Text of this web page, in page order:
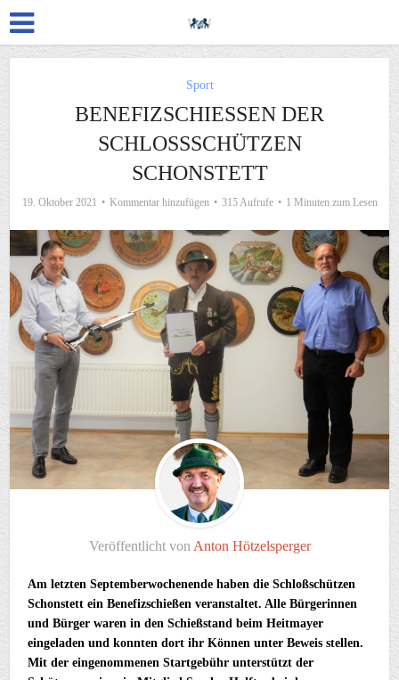
Sport
BENEFIZSCHIESSEN DER S
CHLOSSSCHÜTZEN SC
HONSTETT
19. Oktober 2021 Kommentar hinzufügen 315 Aufrufe 1 Minuten zum Lesen
Veröffentlicht von Anton Hötzelsperger
Am letzten Septemberwochenende haben die Schloßschützen
Schonstett ein Benefizschießen veranstaltet. Alle Bürgerinnen
und Bürger waren in den Schießstand beim Heitmayer
eingeladen und konnten dort ihr Können unter Beweis stellen.
Mit der eingenommenen Startgebühr unterstützt der